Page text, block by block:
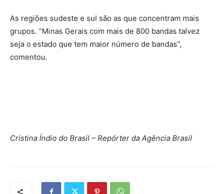
As regiões sudeste e sul são as que concentram mais
grupos. “Minas Gerais com mais de 800 bandas talvez
seja o estado que tem maior número de bandas”,
comentou.
Cristina Índio do Brasil – Repórter da Agência Brasil